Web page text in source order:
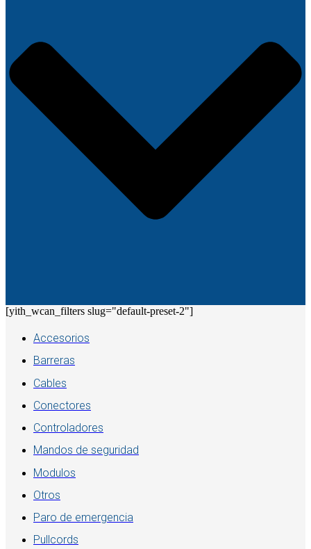
[yith_wcan_filters slug="default-preset-2"]
Accesorios
Barreras
Cables
Conectores
Controladores
Mandos de seguridad
Modulos
Otros
Paro de emergencia
Pullcords